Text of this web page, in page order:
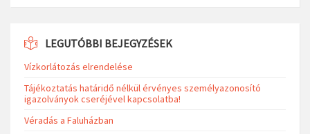
LEGUTÓBBI BEJEGYZÉSEK
Vízkorlátozás elrendelése
Tájékoztatás határidő nélkül érvényes személyazonosító
igazolványok cseréjével kapcsolatba!
Véradás a Faluházban